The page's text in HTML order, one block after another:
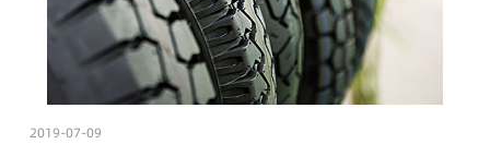
2019-07-09